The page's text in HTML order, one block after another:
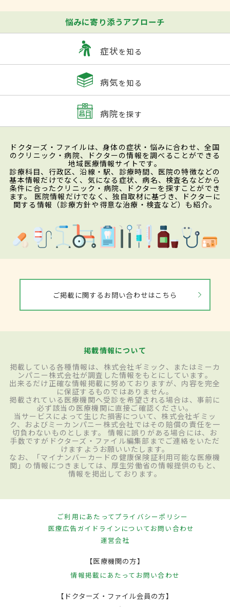
悩みに寄り添うアプローチ
症状を知る
病気を知る
病院を探す
ドクターズ・ファイルは、身体の症状・悩みに合わせ、全国
のクリニック・病院、ドクターの情報を調べることができる
地域医療情報サイトです。
診療科目、行政区、沿線・駅、診療時間、医院の特徴などの
基本情報だけでなく、気になる症状、病名、検査名などから
条件に合ったクリニック・病院、ドクターを探すことができ
ます。 医院情報だけでなく、独自取材に基づき、ドクターに
関する情報（診療方針や得意な治療・検査など）も紹介。
ご掲載に関するお問い合わせはこちら
掲載情報について
掲載している各種情報は、株式会社ギミック、またはミーカ
ンパニー株式会社が調査した情報をもとにしています。
出来るだけ正確な情報掲載に努めておりますが、内容を完全
に保証するものではありません。
掲載されている医療機関へ受診を希望される場合は、事前に
必ず該当の医療機関に直接ご確認ください。
当サービスによって生じた損害について、株式会社ギミッ
ク、およびミーカンパニー株式会社ではその賠償の責任を一
切負わないものとします。 情報に誤りがある場合には、お
手数ですがドクターズ・ファイル編集部までご連絡をいただ
けますようお願いいたします。
なお、「マイナンバーカードの健康保険証利用可能な医療機
関」の情報につきましては、厚生労働省の情報提供のもと、
情報を掲出しております。
ご利用にあたってプライバシーポリシー
医療広告ガイドラインについてお問い合わせ
運営会社
【医療機関の方】
情報掲載にあたって お問い合わせ
【ドクターズ・ファイル会員の方】